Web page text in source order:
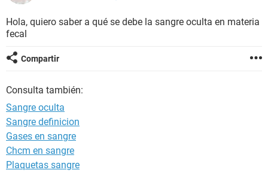
BIENESTAR
SEXUALIDAD
GLOSARIO
Hola, quiero saber a qué se debe la sangre oculta en materia
fecal
Compartir
Consulta también:
Sangre oculta
Sangre definicion
Gases en sangre
Chcm en sangre
Plaquetas sangre